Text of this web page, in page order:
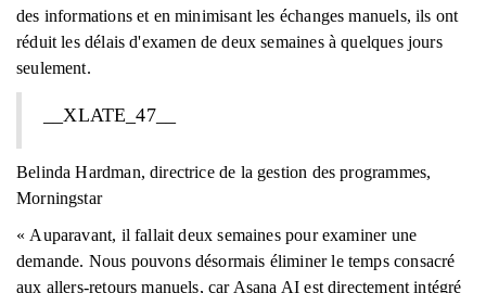
des informations et en minimisant les échanges manuels, ils ont
réduit les délais d'examen de deux semaines à quelques jours
seulement.
__XLATE_47__
Belinda Hardman, directrice de la gestion des programmes,
Morningstar
« Auparavant, il fallait deux semaines pour examiner une
demande. Nous pouvons désormais éliminer le temps consacré
aux allers-retours manuels, car Asana AI est directement intégré